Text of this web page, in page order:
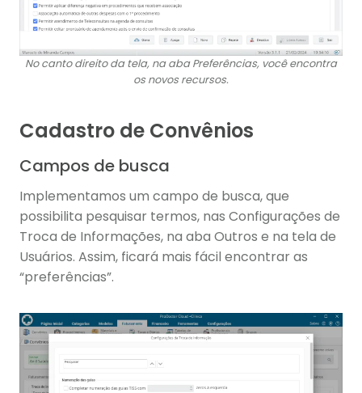
No canto direito da tela, na aba Preferências, você encontra
os novos recursos.
Cadastro de Convênios
Campos de busca
Implementamos um campo de busca, que
possibilita pesquisar termos, nas Configurações de
Troca de Informações, na aba Outros e na tela de
Usuários. Assim, ficará mais fácil encontrar as
“preferências”.